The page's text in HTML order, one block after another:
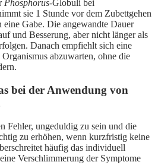
Phosphorus-Globuli bei
sie 1 Stunde vor dem Zubettgehen
eine Gabe. Die angewandte Dauer
und Besserung, aber nicht länger als
Danach empfiehlt sich eine
abzuwarten, ohne die
bei der Anwendung von
Fehler, ungeduldig zu sein und die
zu erhöhen, wenn kurzfristig keine
häufig das individuell
Verschlimmerung der Symptome